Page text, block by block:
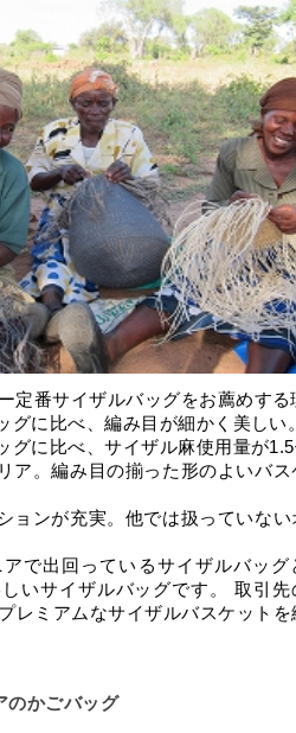
定番サイザルバッグをお薦めする
グに比べ、編み目が細かく美しい
グに比べ、サイザル麻使用量が
ア。編み目の揃った形のよいバス
ョンが充実。他では扱っていない
で出回っているサイザルバッグ
いサイザルバッグです。 取引先
レミアムなサイザルバスケット
のかごバッグ